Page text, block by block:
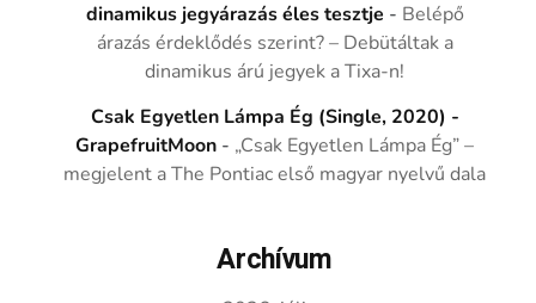
dinamikus jegyárazás éles tesztje - Belépő
árazás érdeklődés szerint? – Debütáltak a
dinamikus árú jegyek a Tixa-n!
Csak Egyetlen Lámpa Ég (Single, 2020) -
GrapefruitMoon - „Csak Egyetlen Lámpa Ég” –
megjelent a The Pontiac első magyar nyelvű dala
Archívum